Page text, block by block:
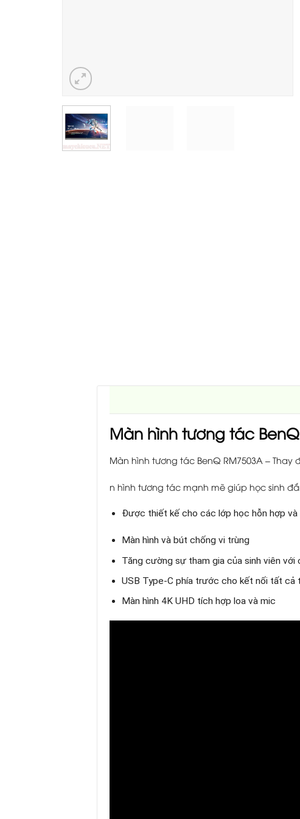
Màn hình tương tác
Màn hình tương tác BenQ RM7503A –
n hình tương tác mạnh mẽ giúp học sinh
Được thiết kế cho các lớp học hỗn hợp
Màn hình và bút chống vi trùng
Tăng cường sự tham gia của sinh viên
USB Type-C phía trước cho kết nối tất cả
Màn hình 4K UHD tích hợp loa và mic